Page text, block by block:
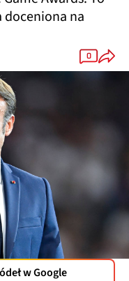
doceniona na
0
w Google